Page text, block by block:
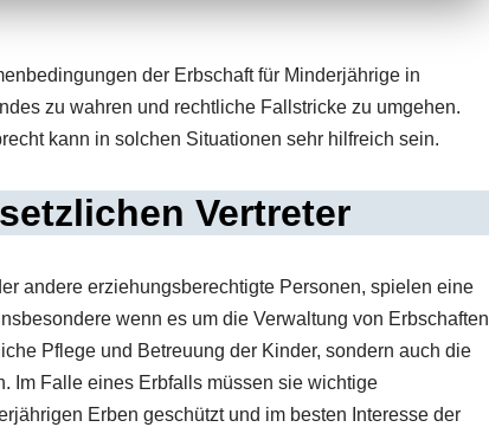
der Erbschaft für Minderjährige in
zu wahren und rechtliche Fallstricke zu umgehen.
kann in solchen Situationen sehr hilfreich sein.
Vertreter
andere erziehungsberechtigte Personen, spielen eine
wenn es um die Verwaltung von Erbschaften
Pflege und Betreuung der Kinder, sondern auch die
Im Falle eines Erbfalls müssen sie wichtige
Erben geschützt und im besten Interesse der